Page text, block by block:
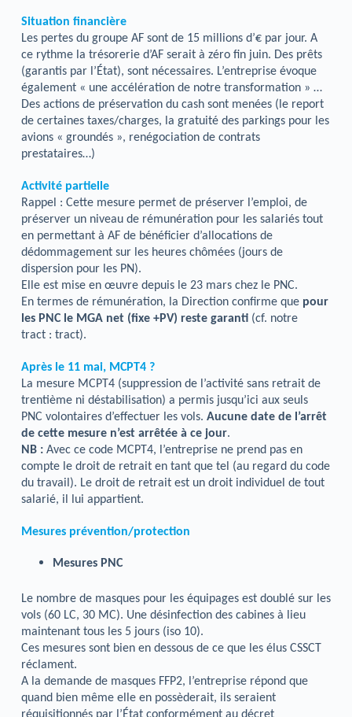
Situation financière
Les pertes du groupe AF sont de 15 millions d’€ par jour. A
ce rythme la trésorerie d’AF serait à zéro fin juin. Des prêts
(garantis par l’État), sont nécessaires. L’entreprise évoque
également « une accélération de notre transformation » …
Des actions de préservation du cash sont menées (le report
de certaines taxes/charges, la gratuité des parkings pour les
avions « groundés », renégociation de contrats
prestataires…)
Activité partielle
Rappel : Cette mesure permet de préserver l’emploi, de
préserver un niveau de rémunération pour les salariés tout
en permettant à AF de bénéficier d’allocations de
dédommagement sur les heures chômées (jours de
dispersion pour les PN).
Elle est mise en œuvre depuis le 23 mars chez le PNC.
En termes de rémunération, la Direction confirme que pour
les PNC le MGA net (fixe +PV) reste garanti (cf. notre
tract : tract).
Après le 11 mai, MCPT4 ?
La mesure MCPT4 (suppression de l’activité sans retrait de
trentième ni déstabilisation) a permis jusqu’ici aux seuls
PNC volontaires d’effectuer les vols. Aucune date de l’arrêt
de cette mesure n’est arrêtée à ce jour.
NB :Avec ce code MCPT4, l’entreprise ne prend pas en
compte le droit de retrait en tant que tel (au regard du code
du travail). Le droit de retrait est un droit individuel de tout
salarié, il lui appartient.
Mesures prévention/protection
Mesures PNC
Le nombre de masques pour les équipages est doublé sur les
vols (60 LC, 30 MC). Une désinfection des cabines à lieu
maintenant tous les 5 jours (iso 10).
Ces mesures sont bien en dessous de ce que les élus CSSCT
réclament.
A la demande de masques FFP2, l’entreprise répond que
quand bien même elle en possèderait, ils seraient
réquisitionnés par l’État conformément au décret